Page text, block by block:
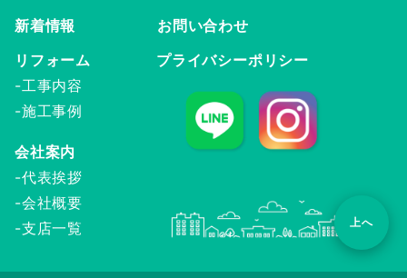
新着情報
お問い合わせ
リフォーム
プライバシーポリシー
-工事内容
-施工事例
会社案内
-代表挨拶
-会社概要
-支店一覧 上へ